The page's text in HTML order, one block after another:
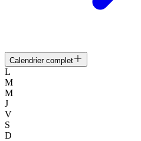
Calendrier complet
L
M
M
J
V
S
D